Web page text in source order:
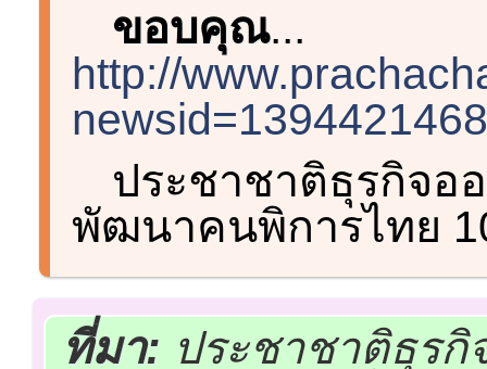
ขอบคุณ...
http://
newsid=1394421468
ประชาชาติธุรกิจอ
พัฒนาคนพิการไทย
ที่มา: ประชาชาติธุร